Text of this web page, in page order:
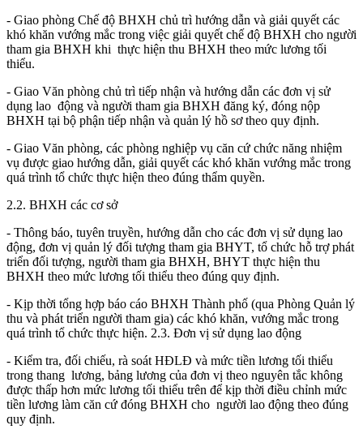
- Giao phòng Chế độ BHXH chủ trì hướng dẫn và giải quyết các
khó khăn vướng mắc trong việc giải quyết chế độ BHXH cho người
tham gia BHXH khi thực hiện thu BHXH theo mức lương tối
thiểu.
- Giao Văn phòng chủ trì tiếp nhận và hướng dẫn các đơn vị sử
dụng lao động và người tham gia BHXH đăng ký, đóng nộp
BHXH tại bộ phận tiếp nhận và quản lý hồ sơ theo quy định.
- Giao Văn phòng, các phòng nghiệp vụ căn cứ chức năng nhiệm
vụ được giao hướng dẫn, giải quyết các khó khăn vướng mắc trong
quá trình tổ chức thực hiện theo đúng thẩm quyền.
2.2. BHXH các cơ sở
- Thông báo, tuyên truyền, hướng dẫn cho các đơn vị sử dụng lao
động, đơn vị quản lý đối tượng tham gia BHYT, tổ chức hỗ trợ phát
triển đối tượng, người tham gia BHXH, BHYT thực hiện thu
BHXH theo mức lương tối thiểu theo đúng quy định.
- Kịp thời tổng hợp báo cáo BHXH Thành phố (qua Phòng Quản lý
thu và phát triển người tham gia) các khó khăn, vướng mắc trong
quá trình tổ chức thực hiện. 2.3. Đơn vị sử dụng lao động
- Kiểm tra, đối chiếu, rà soát HĐLĐ và mức tiền lương tối thiểu
trong thang lương, bảng lương của đơn vị theo nguyên tắc không
được thấp hơn mức lương tối thiểu trên để kịp thời điều chỉnh mức
tiền lương làm căn cứ đóng BHXH cho người lao động theo đúng
quy định.